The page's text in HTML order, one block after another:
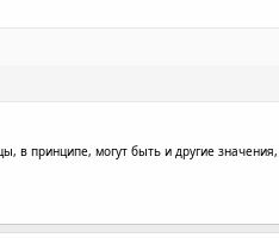
в принципе, могут быть и другие